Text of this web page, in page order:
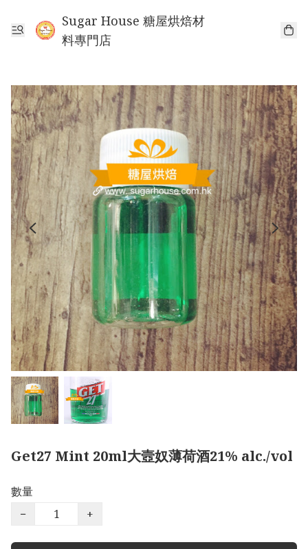
Sugar House 糖屋烘焙材
料專門店
Get27 Mint 20ml大壼奴薄荷酒21% alc./vol
數量
−
+